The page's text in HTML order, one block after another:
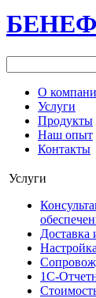
О
Услуги
Продукты
Наш опыт
Контакты
Услуги
Доставка
1С-